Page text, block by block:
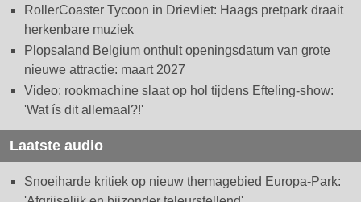
RollerCoaster Tycoon in Drievliet: Haags pretpark draait
herkenbare muziek
Plopsaland Belgium onthult openingsdatum van grote
nieuwe attractie: maart 2027
Video: rookmachine slaat op hol tijdens Efteling-show:
'Wat ís dit allemaal?!'
Laatste audio
Snoeiharde kritiek op nieuw themagebied Europa-Park: